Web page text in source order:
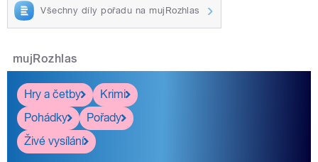
Všechny díly pořadu na mujRozhlas
mujRozhlas
Hry a četby
Krimi
Pohádky
Pořady
Živé vysílání